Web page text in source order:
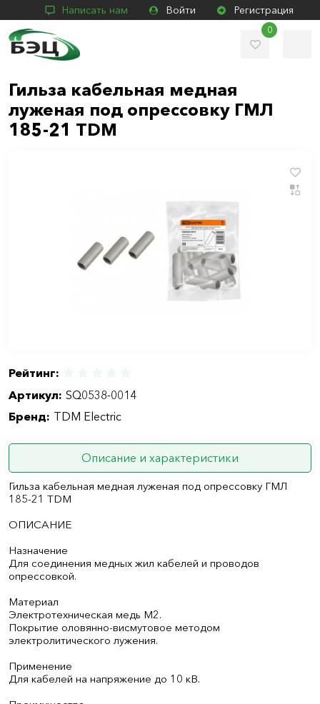
Написать нам Войти Регистрация
0
Гильза кабельная медная
луженая под опрессовку ГМЛ
185-21 TDM
Рейтинг:
Артикул: SQ0538-0014
Бренд: TDM Electric
Описание и характеристики
Гильза кабельная медная луженая под опрессовку ГМЛ
185-21 TDM
ОПИСАНИЕ
Назначение
Для соединения медных жил кабелей и проводов
опрессовкой.
Материал
Электротехническая медь М2.
Покрытие оловянно-висмутовое методом
электролитического лужения.
Применение
Для кабелей на напряжение до 10 кВ.